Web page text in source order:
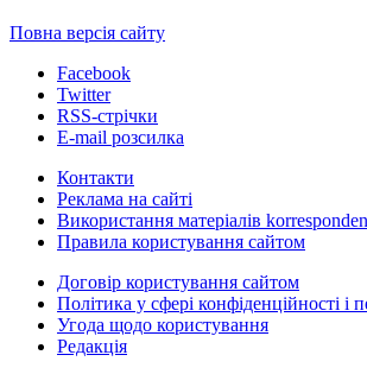
Повна версія сайту
Facebook
Twitter
RSS-стрічки
E-mail розсилка
Контакти
Реклама на сайті
Використання матеріалів
Правила користування сайтом
Договір користування сайтом
Політика у сфері конфіденційності і
Угода щодо користування
Редакція